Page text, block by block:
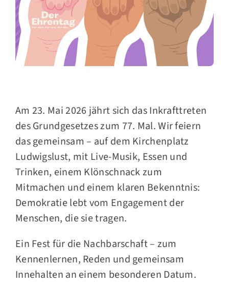
Am 23. Mai 2026 jährt sich das Inkrafttreten
des Grundgesetzes zum 77. Mal. Wir feiern
das gemeinsam – auf dem Kirchenplatz
Ludwigslust, mit Live-Musik, Essen und
Trinken, einem Klönschnack zum
Mitmachen und einem klaren Bekenntnis:
Demokratie lebt vom Engagement der
Menschen, die sie tragen.
Ein Fest für die Nachbarschaft – zum
Kennenlernen, Reden und gemeinsam
Innehalten an einem besonderen Datum.